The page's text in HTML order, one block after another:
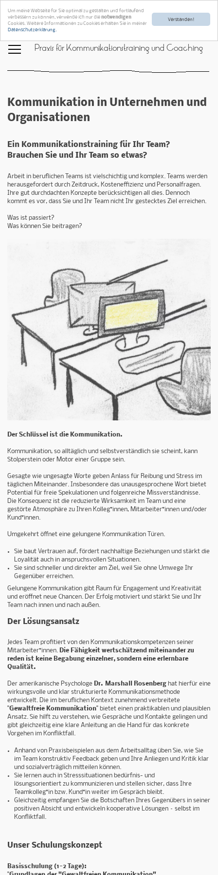
Verstanden!
Um meine Webseite für Sie optimal zu gestalten und fortlaufend
verbessern zu können, verwende ich nur dienotwendigen
Cookies. Weitere Informationen zu Cookies erhalten Sie in meiner
Datenschutzerklärung.
Praxis für Kommunikationstraining und Coaching
Kommunikation in Unternehmen und
Organisationen
Ein Kommunikationstraining für Ihr Team?
Brauchen Sie und Ihr Team so etwas?
Arbeit in beruflichen Teams ist vielschichtig und komplex. Teams werden
herausgefordert durch Zeitdruck, Kosteneffizienz und Personalfragen.
Ihre gut durchdachten Konzepte berücksichtigen all dies. Dennoch
kommt es vor, dass Sie und Ihr Team nicht Ihr gestecktes Ziel erreichen.
Was ist passiert?
Was können Sie beitragen?
Der Schlüssel ist die Kommunikation.
Kommunikation, so alltäglich und selbstverständlich sie scheint, kann
Stolperstein oder Motor einer Gruppe sein.
Gesagte wie ungesagte Worte geben Anlass für Reibung und Stress im
täglichen Miteinander. Insbesondere das unausgesprochene Wort bietet
Potential für freie Spekulationen und folgenreiche Missverständnisse.
Die Konsequenz ist die reduzierte Wirksamkeit im Team und eine
gestörte Atmosphäre zu Ihren Kolleg*innen, Mitarbeiter*innen und/oder
Kund*innen.
Umgekehrt öffnet eine gelungene Kommunikation Türen.
Sie baut Vertrauen auf, fördert nachhaltige Beziehungen und stärkt die
Loyalität auch in anspruchsvollen Situationen.
Sie sind schneller und direkter am Ziel, weil Sie ohne Umwege Ihr
Gegenüber erreichen.
Gelungene Kommunikation gibt Raum für Engagement und Kreativität
und eröffnet neue Chancen. Der Erfolg motiviert und stärkt Sie und Ihr
Team nach innen und nach außen.
Der Lösungsansatz
Jedes Team profitiert von den Kommunikationskompetenzen seiner
Mitarbeiter*innen. Die Fähigkeit wertschätzend miteinander zu
reden ist keine Begabung einzelner, sondern eine erlernbare
Qualität.
Der amerikanische Psychologe Dr. Marshall Rosenberg hat hierfür eine
wirkungsvolle und klar strukturierte Kommunikationsmethode
entwickelt. Die im beruflichen Kontext zunehmend verbreitete
"Gewaltfreie Kommunikation" bietet einen praktikablen und plausiblen
Ansatz. Sie hilft zu verstehen, wie Gespräche und Kontakte gelingen und
gibt gleichzeitig eine klare Anleitung an die Hand für das konkrete
Vorgehen im Konfliktfall.
Anhand von Praxisbeispielen aus dem Arbeitsalltag üben Sie, wie Sie
im Team konstruktiv Feedback geben und Ihre Anliegen und Kritik klar
und sozialverträglich mitteilen können.
Sie lernen auch in Stresssituationen bedürfnis- und
lösungsorientiert zu kommunizieren und stellen sicher, dass Ihre
Teamkolleg*in bzw. Kund*in weiter im Gespräch bleibt.
Gleichzeitig empfangen Sie die Botschaften Ihres Gegenübers in seiner
positiven Absicht und entwickeln kooperative Lösungen – selbst im
Konfliktfall.
Unser Schulungskonzept
Basisschulung (1-2 Tage):